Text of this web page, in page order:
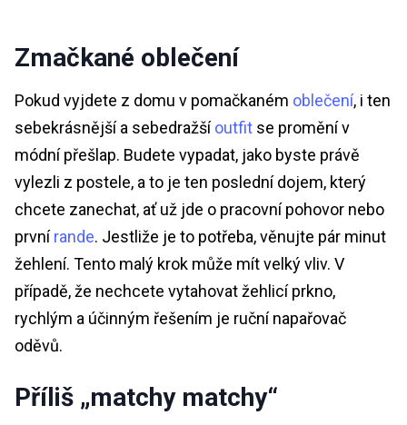
Zmačkané oblečení
Pokud vyjdete z domu v pomačkaném oblečení, i ten
sebekrásnější a sebedražšíoutfit se promění v
módní přešlap. Budete vypadat, jako byste právě
vylezli z postele, a to je ten poslední dojem, který
chcete zanechat, ať už jde o pracovní pohovor nebo
prvnírande. Jestliže je to potřeba, věnujte pár minut
žehlení. Tento malý krok může mít velký vliv. V
případě, že nechcete vytahovat žehlicí prkno,
rychlým a účinným řešením je ruční napařovač
oděvů.
Příliš „matchy matchy“